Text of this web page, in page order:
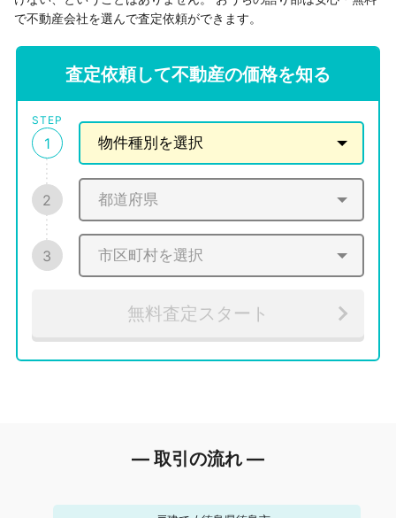
で不動産会社を選んで査定依頼ができます。
査定依頼して不動産の価格を知る
STEP
1
2
3
無料査定スタート
― 取引の流れ ―